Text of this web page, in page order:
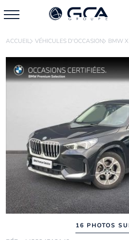
ACCUEIL VÉHICULES D'OCCASION BMW
16 PHOTOS